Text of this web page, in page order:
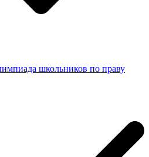
школьников по праву